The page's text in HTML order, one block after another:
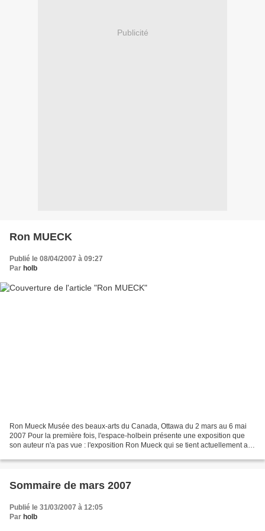
Publicité
Ron MUECK
Publié le 08/04/2007 à 09:27
Par holb
Ron Mueck Musée des beaux-arts du Canada, Ottawa du 2 mars au 6 mai
2007 Pour la première fois, l'espace-holbein présente une exposition que
son auteur n'a pas vue : l'exposition Ron Mueck qui se tient actuellement au
Sommaire de mars 2007
Publié le 31/03/2007 à 12:05
Par holb